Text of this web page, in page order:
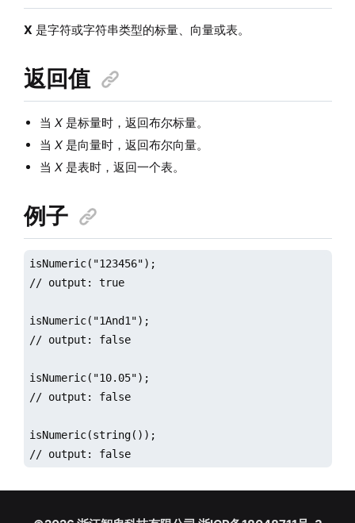
X 是字符或字符串类型的标量、向量或表。
返回值
当 X是标量时，返回布尔标量。
当 X是向量时，返回布尔向量。
当 X是表时，返回一个表。
例子
isNumeric("123456");
// output: true
isNumeric("1And1");
// output: false
isNumeric("10.05");
// output: false
isNumeric(string());
// output: false